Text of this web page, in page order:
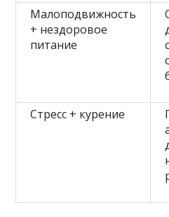
Малоподвижность
+ нездоровое
питание
Стресс + курение